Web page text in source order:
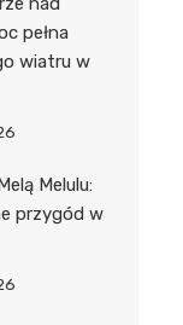
pełna
wiatru w
Melulu:
przygód w